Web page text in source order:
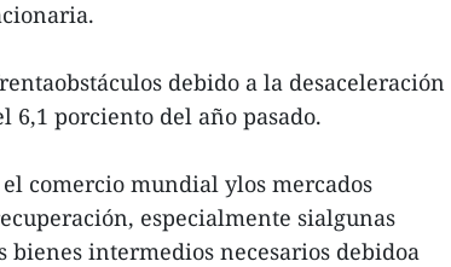
debido a la desaceleración
porciento del año pasado.
comercio mundial ylos mercados
especialmente sialgunas
bienes intermedios necesarios debidoa